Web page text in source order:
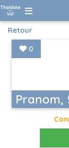
Retour
Pranom,
0